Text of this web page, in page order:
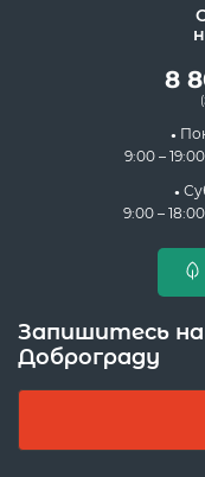
8
9:00 – 19:00
9:00 – 18:00
Запишитесь на
Доброграду